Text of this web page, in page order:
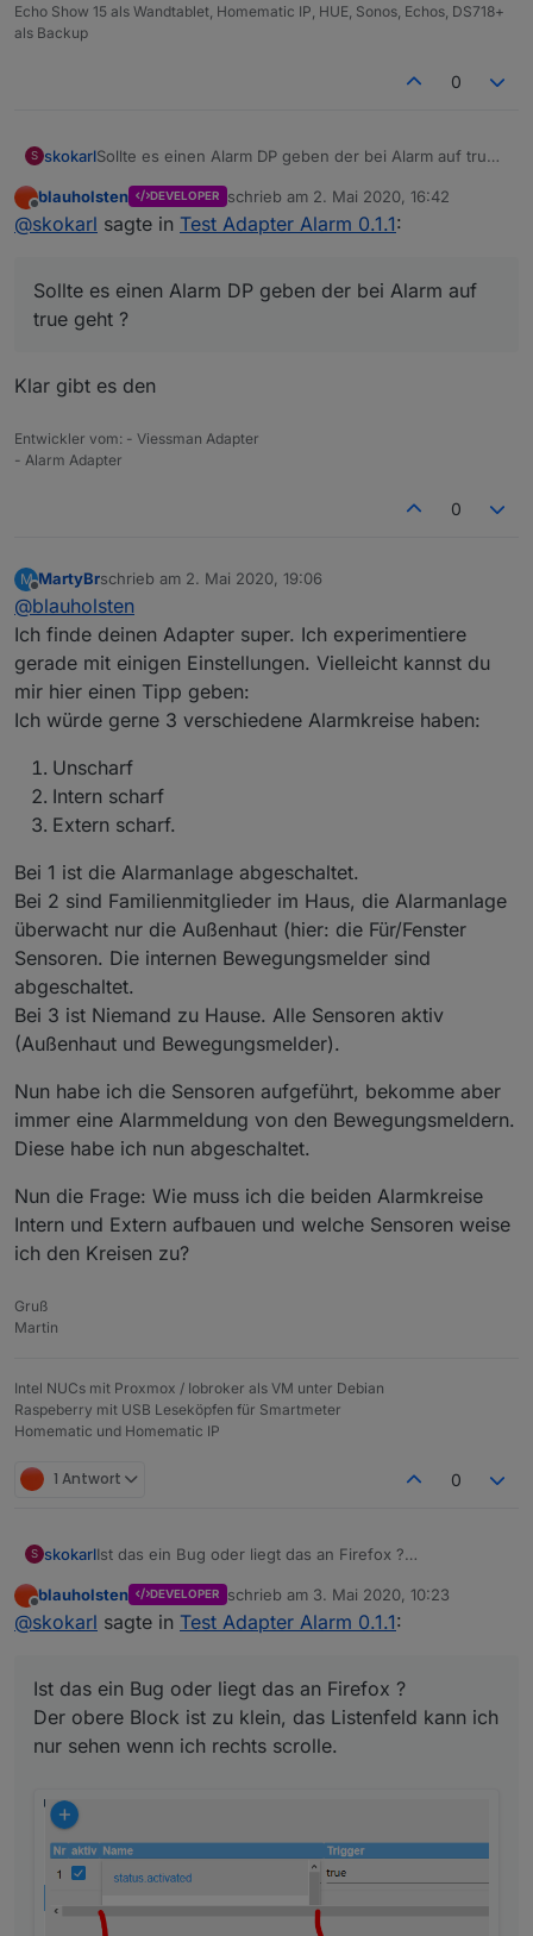
Echo Show 15 als Wandtablet, Homematic IP, HUE, Sonos, Echos, DS718+
als Backup
0
S skokarlSollte es einen Alarm DP geben der bei Alarm auf true
Ich würde gerne die mp3 files nicht über sayit
abspielen sondern über die sonos api.
Alarm gekriegt, aber sonst noch nix.
Offline
blauholsten DEVELOPER schrieb am 2. Mai 2020, 16:42
zuletzt editiert von
@skokarl sagte in Test Adapter Alarm 0.1.1:
Sollte es einen Alarm DP geben der bei Alarm auf
true geht ?
Klar gibt es den
Entwickler vom: - Viessman Adapter
- Alarm Adapter
0
M
Offline
MartyBrschrieb am 2. Mai 2020, 19:06
zuletzt editiert von
@blauholsten
Ich finde deinen Adapter super. Ich experimentiere
gerade mit einigen Einstellungen. Vielleicht kannst du
mir hier einen Tipp geben:
Ich würde gerne 3 verschiedene Alarmkreise haben:
Unscharf
Intern scharf
Extern scharf.
Bei 1 ist die Alarmanlage abgeschaltet.
Bei 2 sind Familienmitglieder im Haus, die Alarmanlage
überwacht nur die Außenhaut (hier: die Für/Fenster
Sensoren. Die internen Bewegungsmelder sind
abgeschaltet.
Bei 3 ist Niemand zu Hause. Alle Sensoren aktiv
(Außenhaut und Bewegungsmelder).
Nun habe ich die Sensoren aufgeführt, bekomme aber
immer eine Alarmmeldung von den Bewegungsmeldern.
Diese habe ich nun abgeschaltet.
Nun die Frage: Wie muss ich die beiden Alarmkreise
Intern und Extern aufbauen und welche Sensoren weise
ich den Kreisen zu?
Gruß
Martin
Intel NUCs mit Proxmox / Iobroker als VM unter Debian
Raspeberry mit USB Leseköpfen für Smartmeter
Homematic und Homematic IP
1 Antwort 0
S skokarlIst das ein Bug oder liegt das an Firefox ?
nur sehen wenn ich rechts scrolle.
Offline
blauholsten DEVELOPER schrieb am 3. Mai 2020, 10:23
zuletzt editiert von
@skokarl sagte in Test Adapter Alarm 0.1.1:
Ist das ein Bug oder liegt das an Firefox ?
Der obere Block ist zu klein, das Listenfeld kann ich
nur sehen wenn ich rechts scrolle.